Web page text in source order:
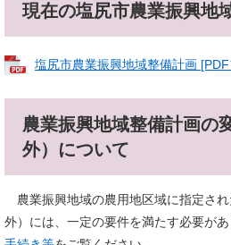
現在の塩尻市農業振興地
塩尻市農業振興地域整備計画
農業振興地域整備計画の
外）について
農業振興地域の農用地区域に指定さ
外）​には、一定の要件を満たす必要が